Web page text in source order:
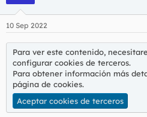
10 Sep 2022
Para ver este contenido,
configurar cookies de terceros.
Para obtener información más
página de cookies.
Aceptar cookies de terceros